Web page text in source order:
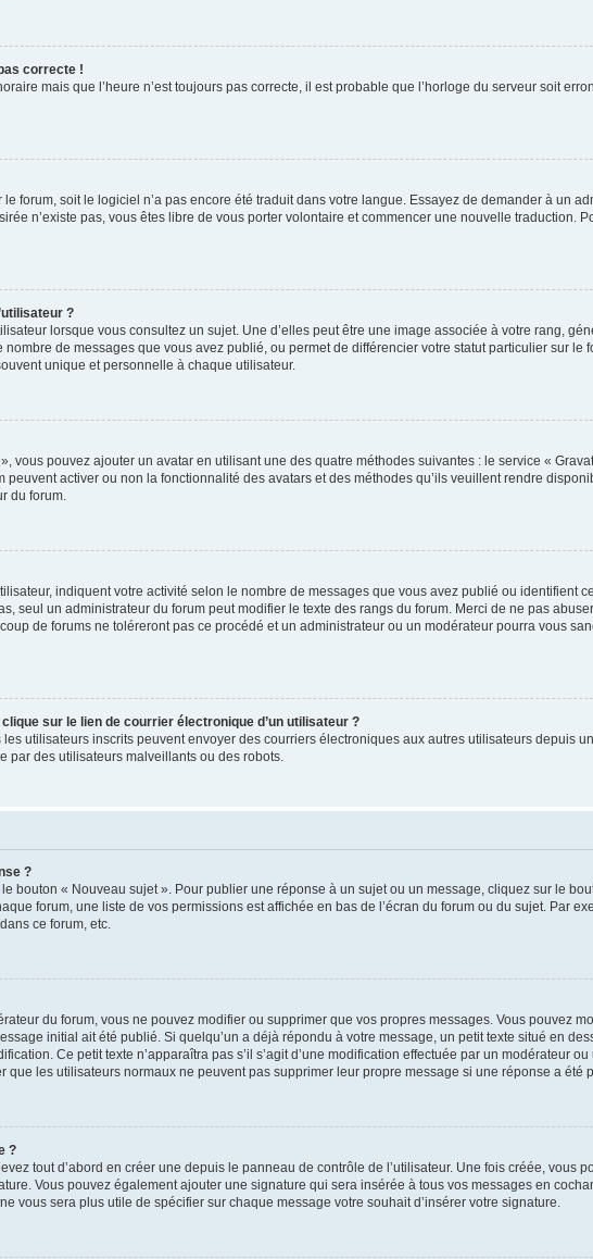
correcte !
mais que l’heure n’est toujours pas correcte, il est probable que l’horloge du serveur soit
forum, soit le logiciel n’a pas encore été traduit dans votre langue. Essayez de demander à un
n’existe pas, vous êtes libre de vous porter volontaire et commencer une nouvelle traduction.
?
lorsque vous consultez un sujet. Une d’elles peut être une image associée à votre rang,
de messages que vous avez publié, ou permet de différencier votre statut particulier sur le
unique et personnelle à chaque utilisateur.
vous pouvez ajouter un avatar en utilisant une des quatre méthodes suivantes : le service «
peuvent activer ou non la fonctionnalité des avatars et des méthodes qu’ils veuillent rendre
du forum.
indiquent votre activité selon le nombre de messages que vous avez publié ou identifient
seul un administrateur du forum peut modifier le texte des rangs du forum. Merci de ne pas
de forums ne toléreront pas ce procédé et un administrateur ou un modérateur pourra vous
sur le lien de courrier électronique d’un utilisateur ?
utilisateurs inscrits peuvent envoyer des courriers électroniques aux autres utilisateurs depuis
des utilisateurs malveillants ou des robots.
?
bouton « Nouveau sujet ». Pour publier une réponse à un sujet ou un message, cliquez sur le
forum, une liste de vos permissions est affichée en bas de l’écran du forum ou du sujet. Par
ce forum, etc.
du forum, vous ne pouvez modifier ou supprimer que vos propres messages. Vous pouvez
initial ait été publié. Si quelqu’un a déjà répondu à votre message, un petit texte situé en
Ce petit texte n’apparaîtra pas s’il s’agit d’une modification effectuée par un modérateur
les utilisateurs normaux ne peuvent pas supprimer leur propre message si une réponse a été
?
tout d’abord en créer une depuis le panneau de contrôle de l’utilisateur. Une fois créée, vous
Vous pouvez également ajouter une signature qui sera insérée à tous vos messages en
vous sera plus utile de spécifier sur chaque message votre souhait d’insérer votre signature.